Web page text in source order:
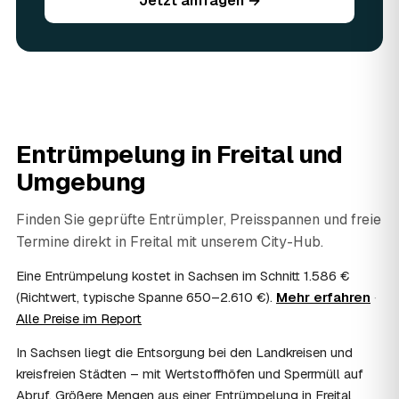
Sie vorhandene Wertsachen einfach in der Anfrage an.
AWL Zentrum vermittelt nur die Entrümpler und ersetzt
keine Steuerberatung — die konkrete Anrechnung klären
Sie mit Ihrem Finanzamt oder Steuerberater.
Kosten?
Im Einzelfall ist das möglich — etwa bei einer
Wohnungsauflösung im Rahmen von Sozialhilfe oder
einem vom Amt veranlassten Umzug. Wichtig: Den Antrag
stellen Sie vor Auftragserteilung beim zuständigen Amt
und holen die Kostenübernahme schriftlich ein. AWL
über die Kostenübernahme.
08 Bekomme ich einen Entsorgungsnachweis?
Entrümpelung in Freitalund
Umgebung
Finden Sie geprüfte Entrümpler, Preisspannen und freie
Termine direkt in Freital mit unserem City-Hub.
Eine Entrümpelung kostet in Sachsen im Schnitt 1.586 €
(Richtwert, typische Spanne 650–2.610 €). Mehr erfahren ·
Alle Preise im Report
In Sachsen liegt die Entsorgung bei den Landkreisen und
kreisfreien Städten – mit Wertstoffhöfen und Sperrmüll auf
Abruf. Größere Mengen aus einer Entrümpelung in Freital